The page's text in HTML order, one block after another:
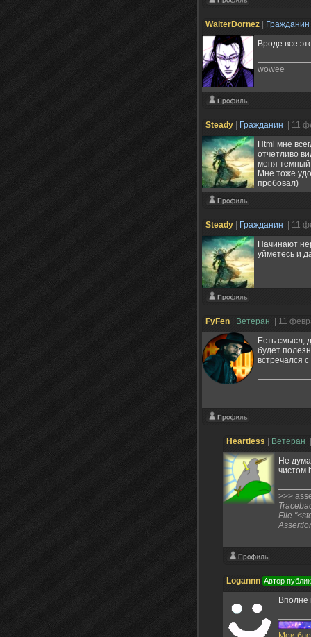
WalterDornez
Гражданин
Вроде все
wowee
Steady Гражданин
| 11
Html мне
отчетливо
меня темный
Мне тоже
пробовал)
Steady Гражданин
| 11
Начинают
уйметесь и
FyFen Ветеран
| 11
Есть смысл,
будет
встречался
Heartless Ветеран
Не
чистом
>>>
File
Logannn Автор
Вполне